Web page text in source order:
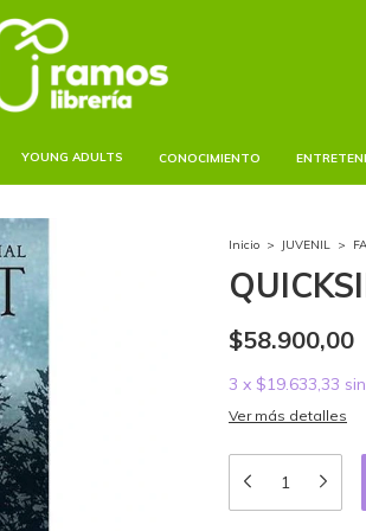
YOUNG ADULTS CONOCIMIENTO
Inicio > JUVENIL >
$58.900,00
3 x $19.633,33
Ver más detalles